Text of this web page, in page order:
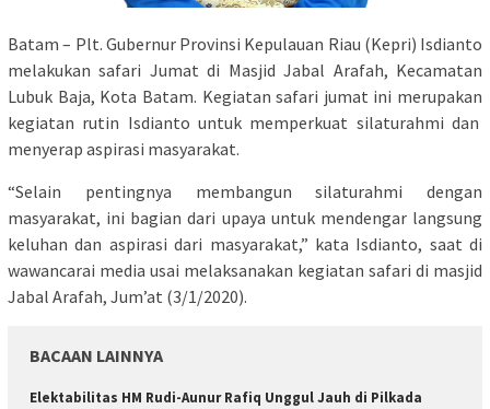
Batam – Plt. Gubernur Provinsi Kepulauan Riau (Kepri) Isdianto
melakukan safari Jumat di Masjid Jabal Arafah, Kecamatan
Lubuk Baja, Kota Batam. Kegiatan safari jumat ini merupakan
kegiatan rutin Isdianto untuk memperkuat silaturahmi dan
menyerap aspirasi masyarakat.
“Selain pentingnya membangun silaturahmi dengan
masyarakat, ini bagian dari upaya untuk mendengar langsung
keluhan dan aspirasi dari masyarakat,” kata Isdianto, saat di
wawancarai media usai melaksanakan kegiatan safari di masjid
Jabal Arafah, Jum’at (3/1/2020).
BACAAN LAINNYA
Elektabilitas HM Rudi-Aunur Rafiq Unggul Jauh di Pilkada